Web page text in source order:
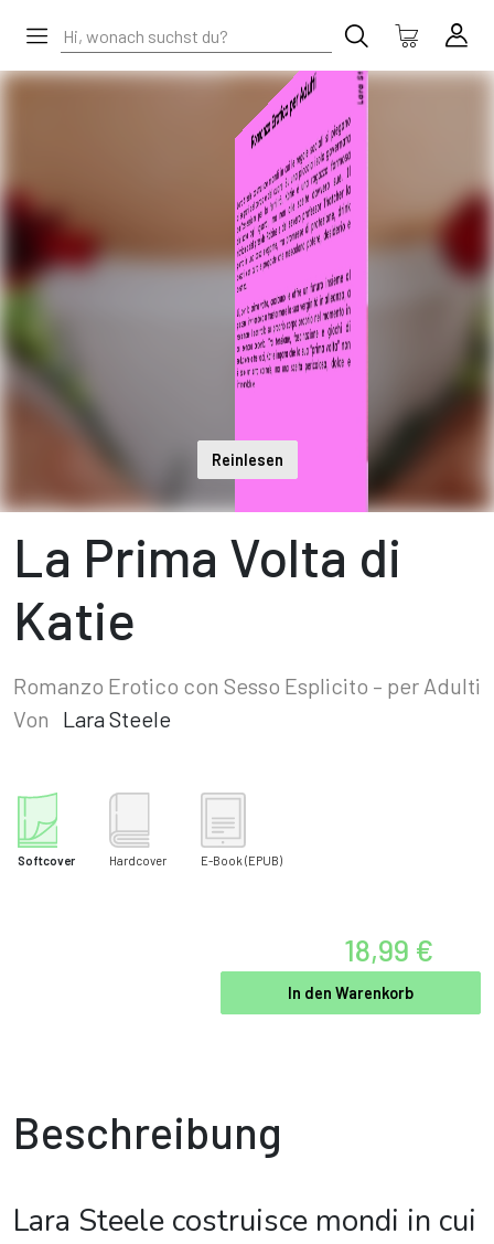
Reinlesen
La Prima Volta di
Katie
Romanzo Erotico con Sesso Esplicito – per Adulti
Von
Lara Steele
Softcover Hardcover E-Book (EPUB)
18,99 €
In den Warenkorb
Beschreibung
Lara Steele costruisce mondi in cui